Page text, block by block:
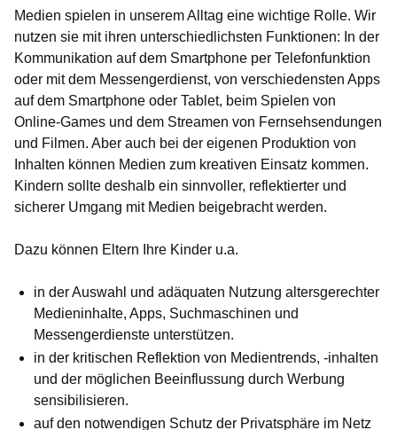
Medien spielen in unserem Alltag eine wichtige Rolle. Wir
nutzen sie mit ihren unterschiedlichsten Funktionen: In der
Kommunikation auf dem Smartphone per Telefonfunktion
oder mit dem Messengerdienst, von verschiedensten Apps
auf dem Smartphone oder Tablet, beim Spielen von
Online-Games und dem Streamen von Fernsehsendungen
und Filmen. Aber auch bei der eigenen Produktion von
Inhalten können Medien zum kreativen Einsatz kommen.
Kindern sollte deshalb ein sinnvoller, reflektierter und
sicherer Umgang mit Medien beigebracht werden.
Dazu können Eltern Ihre Kinder u.a.
in der Auswahl und adäquaten Nutzung altersgerechter
Medieninhalte, Apps, Suchmaschinen und
Messengerdienste unterstützen.
in der kritischen Reflektion von Medientrends, -inhalten
und der möglichen Beeinflussung durch Werbung
sensibilisieren.
auf den notwendigen Schutz der Privatsphäre im Netz